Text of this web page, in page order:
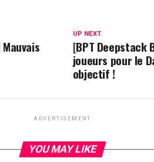
UP NEXT
[BPT Deepstack
joueurs pour le
objectif !
ADVERTISEMENT
YOU MAY LIKE